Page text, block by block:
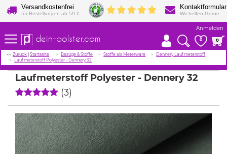
Versandkostenfrei
für Bestellungen ab 59 €
Kontaktformular
Wir helfen Gerne
dein-polster.com
Anmelden
0 0
<<Zurück |Startseite Bezüge & Stoffe Stoffe als Meterware
Dennery Laufmeterstoff
Laufmeterstoff Polyester - Dennery 32
Laufmeterstoff Polyester - Dennery 32
(3)